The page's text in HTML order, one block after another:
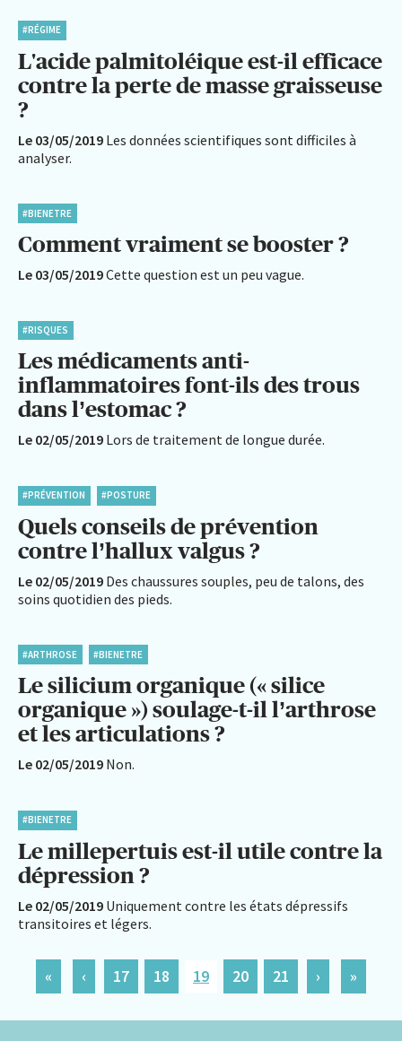
#RÉGIME
L'acide palmitoléique est-il efficace
contre la perte de masse graisseuse
?
Le 03/05/2019 Les données scientifiques sont difficiles à
analyser.
#BIENETRE
Comment vraiment se booster ?
Le 03/05/2019Cette question est un peu vague.
#RISQUES
Les médicaments anti-
inflammatoires font-ils des trous
dans l’estomac ?
Le 02/05/2019 Lors de traitement de longue durée.
#PRÉVENTION #POSTURE
Quels conseils de prévention
contre l’hallux valgus ?
Le 02/05/2019 Des chaussures souples, peu de talons, des
soins quotidien des pieds.
#ARTHROSE #BIENETRE
Le silicium organique (« silice
organique ») soulage-t-il l’arthrose
et les articulations ?
Le 02/05/2019 Non.
#BIENETRE
Le millepertuis est-il utile contre la
dépression ?
Le 02/05/2019 Uniquement contre les états dépressifs
transitoires et légers.
« ‹ 17 18 19 20 21 › »